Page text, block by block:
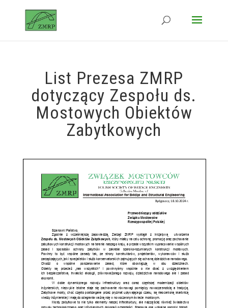
List Prezesa ZMRP
dotyczący Zespołu ds.
Mostowych Obiektów
Zabytkowych